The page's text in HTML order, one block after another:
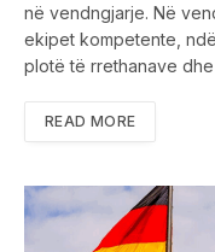
në vendngjarje. Në
ekipet kompetente,
plotë të rrethanave
READ MORE